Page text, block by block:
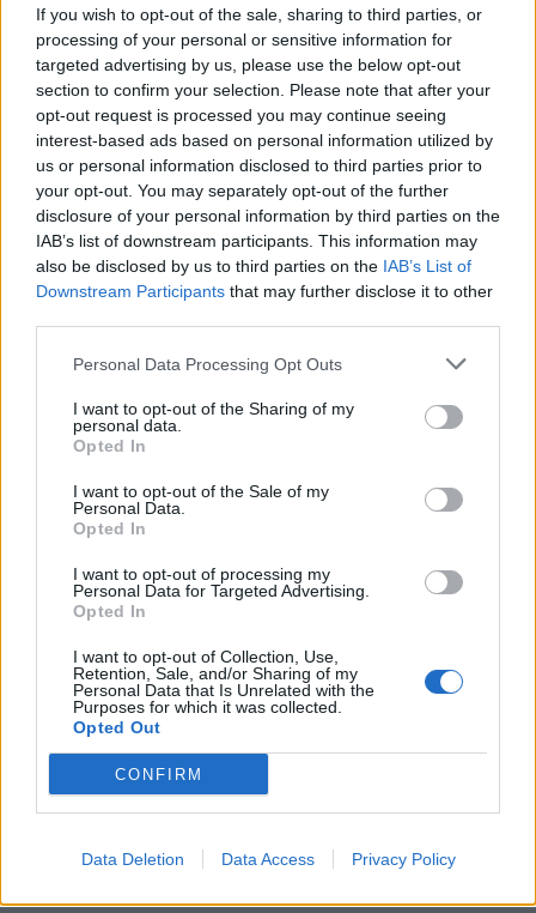
If you wish to opt-out of the sale, sharing to third parties, or
processing of your personal or sensitive information for
targeted advertising by us, please use the below opt-out
section to confirm your selection. Please note that after your
opt-out request is processed you may continue seeing
interest-based ads based on personal information utilized by
us or personal information disclosed to third parties prior to
your opt-out. You may separately opt-out of the further
disclosure of your personal information by third parties on the
IAB’s list of downstream participants. This information may
also be disclosed by us to third parties on the IAB’s List of
Downstream Participants that may further disclose it to other
Personal Data Processing Opt Outs
I want to opt-out of the Sharing of my
personal data.
Opted In
I want to opt-out of the Sale of my
Personal Data.
Opted In
I want to opt-out of processing my
Personal Data for Targeted Advertising.
Opted In
I want to opt-out of Collection, Use,
Retention, Sale, and/or Sharing of my
Personal Data that Is Unrelated with the
Purposes for which it was collected.
Opted Out
CONFIRM
Data Deletion Data Access Privacy Policy
Značka: BEDA
TWEET SHARE GOOGLE+ PINTEREST
Tlačiť
Nenašli ste veľkosť alebo produkt, ktorý hľadáte?
VÝPREDAJ
14,90 €
KÚPIŤ
SKLADOM